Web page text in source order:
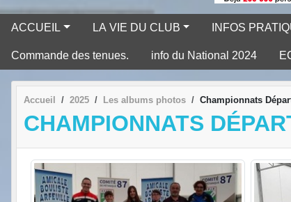
ACCUEIL LA VIE DU CLUB INFOS
Commande des tenues. info du National 2024
Accueil 2025 Les albums photos Championnats
CHAMPIONNATS